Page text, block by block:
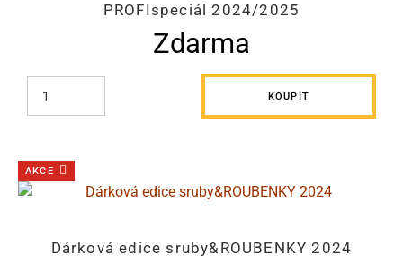
PROFIspeciál 2024/2025
Zdarma
KOUPIT
AKCE
Dárková edice sruby&ROUBENKY 2024